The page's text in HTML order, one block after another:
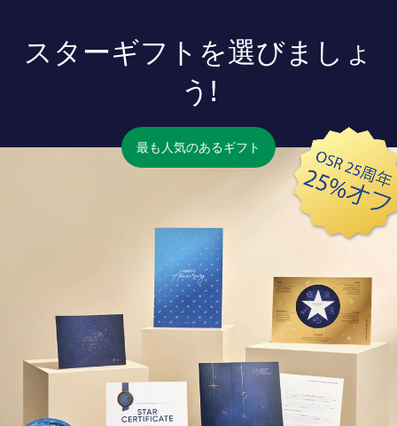
スターギフトを選びましょ
う!
最も人気のあるギフト